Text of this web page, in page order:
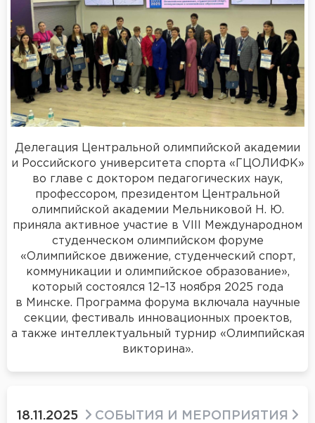
Делегация Центральной олимпийской академии
и Российского университета спорта «ГЦОЛИФК»
во главе с доктором педагогических наук,
профессором, президентом Центральной
олимпийской академии Мельниковой Н. Ю.
приняла активное участие в VIII Международном
студенческом олимпийском форуме
«Олимпийское движение, студенческий спорт,
коммуникации и олимпийское образование»,
который состоялся 12–13 ноября 2025 года
в Минске. Программа форума включала научные
секции, фестиваль инновационных проектов,
а также интеллектуальный турнир «Олимпийская
викторина».
18.11.2025
СОБЫТИЯ И МЕРОПРИЯТИЯ